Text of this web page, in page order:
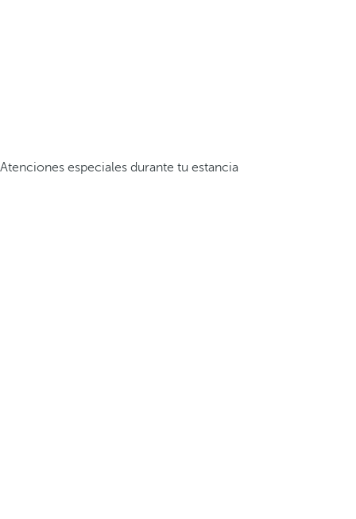
Atenciones especiales durante tu estancia